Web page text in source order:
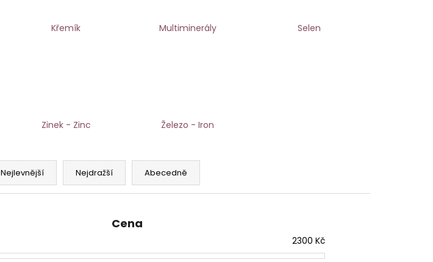
Křemík Multiminerály Selen
Zinek - Zinc Železo - Iron
Nejlevnější Nejdražší Abecedně
Cena
2300 Kč